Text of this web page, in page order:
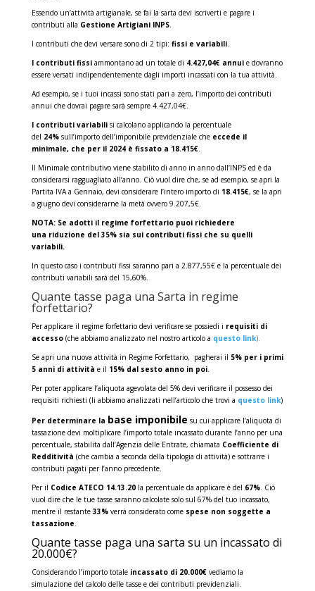
Essendo un’attività artigianale, se fai la sarta devi iscriverti e pagare i
contributi alla Gestione Artigiani INPS.
I contributi che devi versare sono di 2 tipi: fissi e variabili.
I contributi fissiammontano ad un totale di 4.427,04€ annuie dovranno
essere versati indipendentemente dagli importi incassati con la tua attività.
Ad esempio, se i tuoi incassi sono stati pari a zero, l’importo dei contributi
annui che dovrai pagare sarà sempre 4.427,04€.
I contributi variabilisi calcolano applicando la percentuale
del 24%sull’importo dell’imponibile previdenziale che eccede il
minimale, che per il 2024 è fissato a 18.415€.
Il Minimale contributivo viene stabilito di anno in anno dall’INPS ed è da
considerarsi ragguagliato all’anno. Ciò vuol dire che, se ad esempio, se apri la
Partita IVA a Gennaio, devi considerare l’intero importo di 18.415€, se la apri
a giugno devi considerarne la metà ovvero 9.207,5€.
NOTA: Se adotti il regime forfettario puoi richiedere
una riduzione del 35% sia sui contributi fissi che su quelli
variabili.
In questo caso i contributi fissi saranno pari a 2.877,55€ e la percentuale dei
contributi variabili sarà del 15,60%.
Quante tasse paga una Sarta in regime
forfettario?
Per applicare il regime forfettario devi verificare se possiedi i requisiti di
accesso(che abbiamo analizzato nel nostro articolo a questo link).
Se apri una nuova attività in Regime Forfettario, pagherai il 5% per i primi
5 anni di attività e il 15% dal sesto anno in poi.
Per poter applicare l’aliquota agevolata del 5% devi verificare il possesso dei
requisiti richiesti (li abbiamo analizzati nell’articolo che trovi a questo link)
Per determinare la base imponibile su cui applicare l’aliquota di
tassazione devi moltiplicare l’importo totale incassato durante l’anno per una
percentuale, stabilita dall’Agenzia delle Entrate, chiamata Coefficiente di
Redditività (che cambia a seconda della tipologia di attività) e sottrarre i
contributi pagati per l’anno precedente.
Per il Codice ATECO 14.13.20la percentuale da applicare è del 67%. Ciò
vuol dire che le tue tasse saranno calcolate solo sul 67% del tuo incassato,
mentre il restante33% verrà considerato come spese non soggette a
tassazione.
Quante tasse paga una sarta su un incassato di
20.000€?
Considerando l’importo totaleincassato di 20.000€vediamo la
simulazione del calcolo delle tasse e dei contributi previdenziali.